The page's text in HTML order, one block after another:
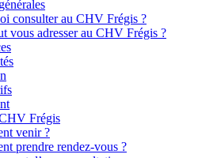
consulter au CHV Frégis ?
vous adresser au CHV Frégis ?
Frégis
venir ?
prendre rendez-vous ?